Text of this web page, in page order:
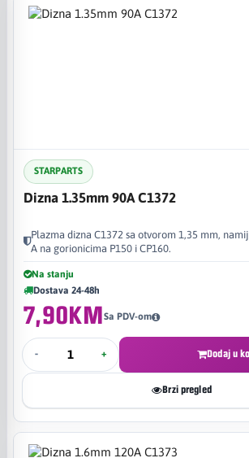
STARPARTS
Dizna 1.35mm 90A C1372
Plazma dizna C1372 sa otvorom 1,35 mm,
A na gorionicima P150 i CP160.
Na stanju
Dostava 24-48h
7,90KMSa PDV-om
- + Dodaj u
Brzi pregled